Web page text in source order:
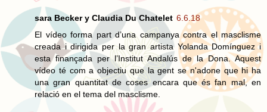
sara Becker y Claudia Du Chatelet 6.6.18
El vídeo forma part d’una campanya contra el masclisme
creada i dirigida per la gran artista Yolanda Domínguez i
esta finançada per l’Institut Andalús de la Dona. Aquest
vídeo té com a objectiu que la gent se n'adone que hi ha
una gran quantitat de coses encara que és fan mal, en
relació en el tema del masclisme.